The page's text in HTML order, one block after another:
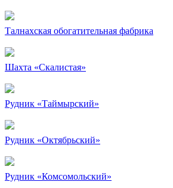
Талнахская обогатительная фабрика
Шахта «Скалистая»
Рудник «Таймырский»
Рудник «Октябрьский»
Рудник «Комсомольский»